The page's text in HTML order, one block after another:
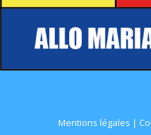
Mentions légales |